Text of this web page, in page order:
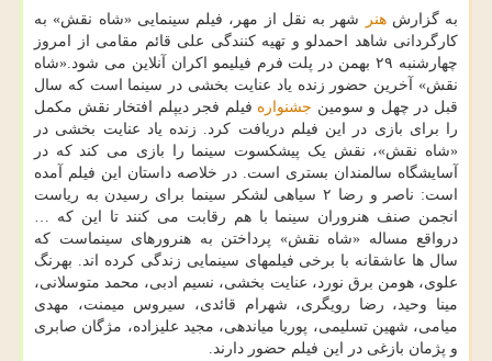
به گزارشهنر
شهر به نقل از مهر، فیلم سینمایی «شاه نقش» به
کارگردانی شاهد احمدلو و تهیه کنندگی علی قائم مقامی از امروز
چهارشنبه ۲۹ بهمن در پلت فرم فیلیمو اکران آنلاین می شود.«شاه
نقش» آخرین حضور زنده یاد عنایت بخشی در سینما است که سال
قبل در چهل و سومین جشنواره فیلم فجر دیپلم افتخار نقش مکمل
را برای بازی در این فیلم دریافت کرد. زنده یاد عنایت بخشی در
«شاه نقش»، نقش یک پیشکسوت سینما را بازی می کند که در
آسایشگاه سالمندان بستری است. در خلاصه داستان این فیلم آمده
است: ناصر و رضا ۲ سیاهی لشکر سینما برای رسیدن به ریاست
انجمن صنف هنروران سینما با هم رقابت می کنند تا این که …
درواقع مساله «شاه نقش» پرداختن به هنرورهای سینماست که
سال ها عاشقانه با برخی فیلمهای سینمایی زندگی کرده اند. بهرنگ
علوی، هومن برق نورد، عنایت بخشی، نسیم ادبی، محمد متوسلانی،
مینا وحید، رضا رویگری، شهرام قائدی، سیروس میمنت، مهدی
میامی، شهین تسلیمی، پوریا میاندهی، مجید علیزاده، مژگان صابری
و پژمان بازغی در این فیلم حضور دارند.